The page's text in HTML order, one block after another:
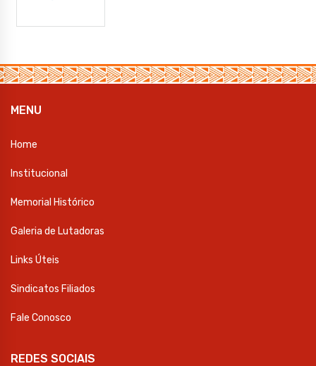
MENU
Home
Institucional
Memorial Histórico
Galeria de Lutadoras
Links Úteis
Sindicatos Filiados
Fale Conosco
REDES SOCIAIS